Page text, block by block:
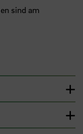
sind am